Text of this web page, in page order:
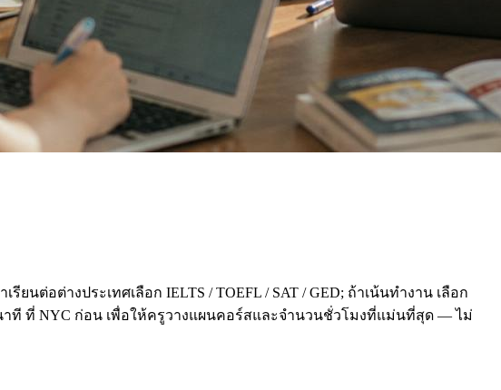
นต่อต่างประเทศเลือก IELTS / TOEFL / SAT / GED; ถ้าเน้นทำงาน เลือก
50 นาที ที่ NYC ก่อน เพื่อให้ครูวางแผนคอร์สและจำนวนชั่วโมงที่แม่นที่สุด — ไม่